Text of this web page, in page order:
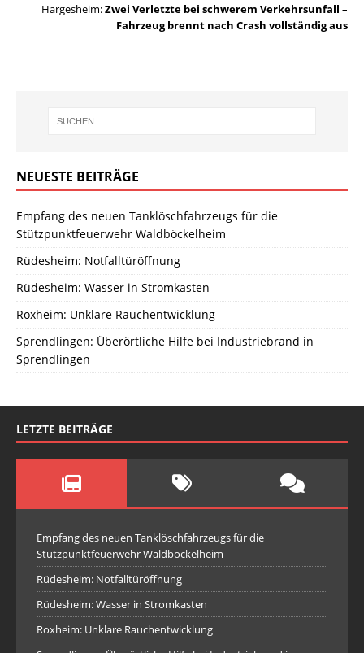
Hargesheim:Zwei Verletzte bei schwerem Verkehrsunfall –
Fahrzeug brennt nach Crash vollständig aus
NEUESTE BEITRÄGE
Empfang des neuen Tanklöschfahrzeugs für die
Stützpunktfeuerwehr Waldböckelheim
Rüdesheim: Notfalltüröffnung
Rüdesheim: Wasser in Stromkasten
Roxheim: Unklare Rauchentwicklung
Sprendlingen: Überörtliche Hilfe bei Industriebrand in
Sprendlingen
LETZTE BEITRÄGE
Empfang des neuen Tanklöschfahrzeugs für die
Stützpunktfeuerwehr Waldböckelheim
Rüdesheim: Notfalltüröffnung
Rüdesheim: Wasser in Stromkasten
Roxheim: Unklare Rauchentwicklung